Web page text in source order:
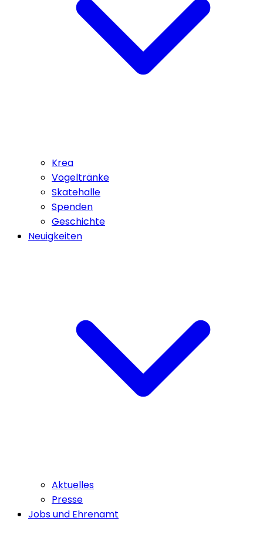
Krea
Vogeltränke
Skatehalle
Spenden
Geschichte
Neuigkeiten
Aktuelles
Presse
Jobs und Ehrenamt